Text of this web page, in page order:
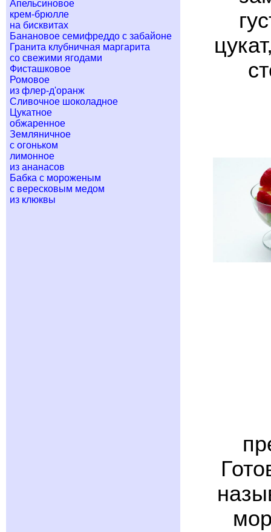
Апельсиновое
крем-брюлле
на бисквитах
Банановое семифреддо с забайоне
Гранита клубничная маргарита
со свежими ягодами
Фисташковое
Ромовое
из флер-д'оранж
Сливочное шоколадное
Цукатное
обжаренное
Земляничное
с огоньком
лимонное
из ананасов
Бабка с мороженым
с вересковым медом
из клюквы